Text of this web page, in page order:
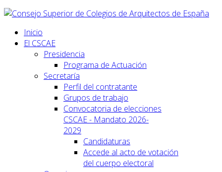
Inicio
El CSCAE
Presidencia
Programa de Actuación
Secretaría
Perfil del contratante
Grupos de trabajo
Convocatoria de elecciones
CSCAE - Mandato 2026-
2029
Candidaturas
Accede al acto de votación
del cuerpo electoral